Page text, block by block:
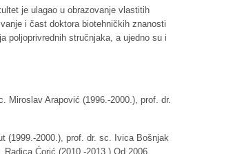
je ulagao u obrazovanje vlastitih
i čast doktora biotehničkih znanosti
poljoprivrednih stručnjaka, a ujedno su i
Miroslav Arapović (1996.-2000.), prof. dr.
(1999.-2000.), prof. dr. sc. Ivica Bošnjak
Ćorić (2010.-2013.).Od 2006.